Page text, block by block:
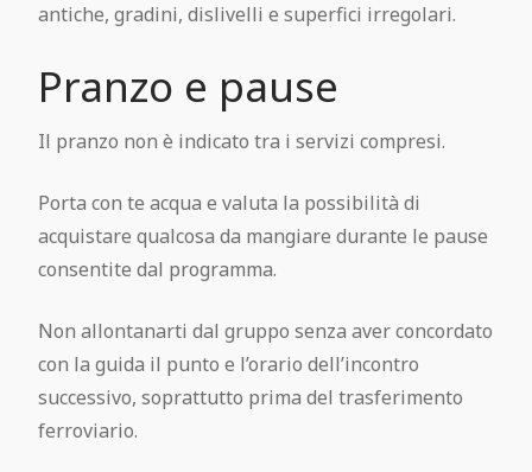
antiche, gradini, dislivelli e superfici irregolari.
Pranzo e pause
Il pranzo non è indicato tra i servizi compresi.
Porta con te acqua e valuta la possibilità di
acquistare qualcosa da mangiare durante le pause
consentite dal programma.
Non allontanarti dal gruppo senza aver concordato
con la guida il punto e l’orario dell’incontro
successivo, soprattutto prima del trasferimento
ferroviario.